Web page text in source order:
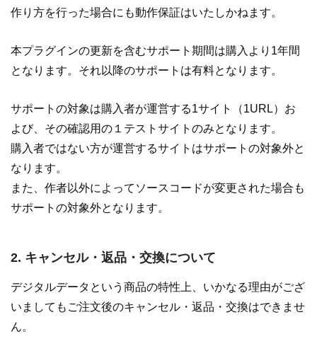
作り方を行った場合にも動作保証はいたしかねます。
本プラグインの更新を含むサポート期間は購入より1年間
となります。それ以降のサポートは有料となります。
サポートの対象は購入者が運営する1サイト（1URL）お
よび、その確認用の１テストサイトのみとなります。
購入者ではない方が運営するサイトはサポートの対象外と
なります。
また、作者以外によってソースコードが変更された場合も
サポートの対象外となります。
2. キャンセル・返品・交換について
デジタルデータという商品の特性上、いかなる理由がござ
いましてもご注文後のキャンセル・返品・交換はできませ
ん。